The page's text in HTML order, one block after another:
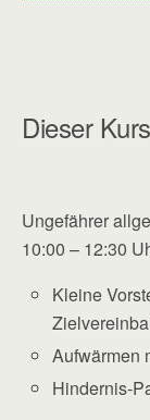
Dieser
Ungefährer
10:00 – 12:30
Kleine
Aufwärmen
Hindernis-